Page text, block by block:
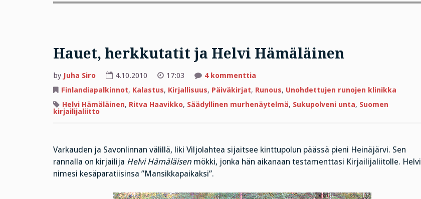
Hauet, herkkutatit ja Helvi Hämäläinen
by Juha Siro 4.10.2010 17:03 4 kommenttiaartikkeliin
herkkutatit
Helvi
Hämäläinen
Finlandiapalkinnot, Kalastus, Kirjallisuus, Päiväkirjat, Runous, Unohdettujen runojen klinikka
Helvi Hämäläinen, Ritva Haavikko, Säädyllinen murhenäytelmä, Sukupolveni unta, Suomen
kirjailijaliitto
Varkauden ja Savonlinnan välillä, liki Viljolahtea sijaitsee kinttupolun päässä pieni Heinäjärvi. Sen
rannalla on kirjailija Helvi Hämäläisenmökki, jonka hän aikanaan testamenttasi Kirjailijaliitolle. Helvi
nimesi kesäparatiisinsa ”Mansikkapaikaksi”.